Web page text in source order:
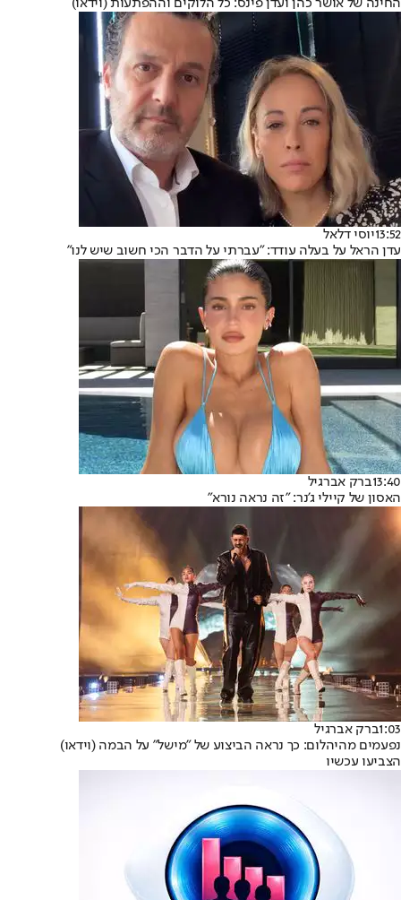
החינה של אושר כהן ועדן פינס: כל הלוקים וההפתעות (וידאו)
13:52יוסי דלאל
עדן הראל על בעלה עודד: "עברתי על הדבר הכי חשוב שיש לנו"
13:40ברק אברגיל
האסון של קיילי ג'נר: "זה נראה נורא"
1:03ברק אברגיל
נפעמים מהיהלום: כך נראה הביצוע של "מישל" על הבמה (וידאו)
הצביעו עכשיו